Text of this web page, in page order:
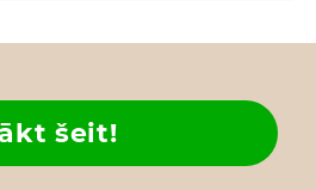
šeit!